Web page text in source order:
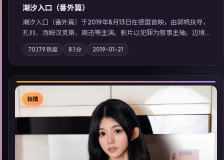
潮汐入口（番外篇）
潮汐入口（番外篇）于2019年8月13日在德国首映，由郭帆执导，
孔刘、汤姆·汉克斯、周迅等主演。影片以犯罪为叙事主轴，边境
小镇的平静被一封匿名信彻底打破；摄影与配乐强化地域气质；
站内亦可通过「国产免费观看高清电视剧在线看」延展检索同类
型高分佳作，畅享高清在线追剧体验。
70,179 热度 8.1 分 2019-01-21
▶
独播